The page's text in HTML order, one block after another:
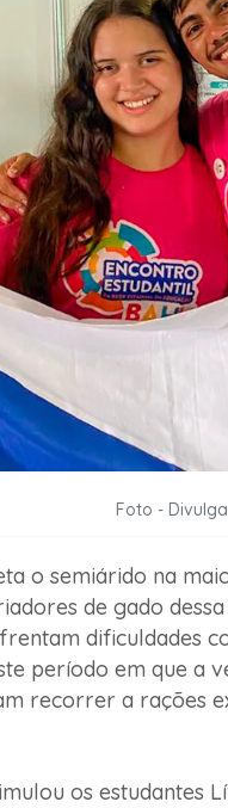
Foto -
o semiárido na
de gado
dificuldades
período em que a
recorrer a rações
os estudantes